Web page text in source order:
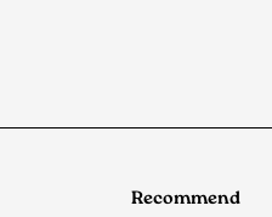
Recommend